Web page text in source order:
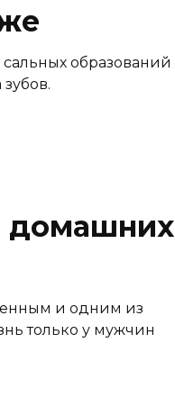
образований
домашних
и одним из
только у мужчин